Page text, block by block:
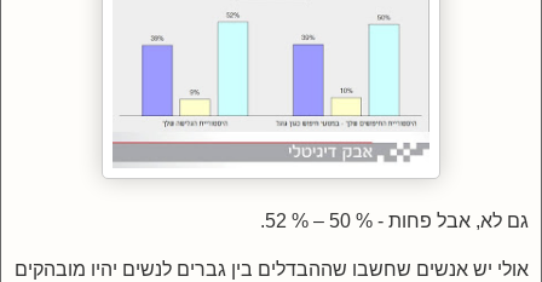
גם לא, אבל פחות - % 50 – % 52.
אולי יש אנשים שחשבו שההבדלים בין גברים לנשים יהיו מובהקים